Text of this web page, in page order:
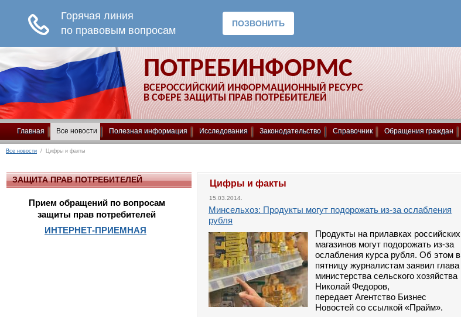
ПОТРЕБИНФОРМС
ВСЕРОССИЙСКИЙ ИНФОРМАЦИОННЫЙ РЕСУРС
В СФЕРЕ ЗАЩИТЫ ПРАВ ПОТРЕБИТЕЛЕЙ
Главная Все новости Полезная информация Исследования Законодательство Справочник Обращения граждан
Все новости / Цифры и факты
ЗАЩИТА ПРАВ ПОТРЕБИТЕЛЕЙ
Прием обращений по вопросам
защиты прав потребителей
ИНТЕРНЕТ-ПРИЕМНАЯ
Цифры и факты
15.03.2014.
Минсельхоз: Продукты могут подорожать из-за ослабления
рубля
Продукты на прилавках российских
магазинов могут подорожать из-за
ослабления курса рубля. Об этом в
пятницу журналистам заявил глава
министерства сельского хозяйства
Николай Федоров,
передает Агентство Бизнес
Новостей со ссылкой «Прайм».